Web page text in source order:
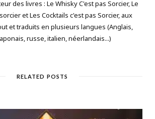
des livres : Le Whisky C'est pas Sorcier, Le
et Les Cocktails c'est pas Sorcier, aux
et traduits en plusieurs langues (Anglais,
russe, italien, néerlandais...)
RELATED POSTS